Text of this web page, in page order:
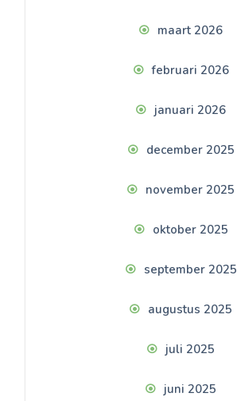
maart 2026
februari 2026
januari 2026
december 2025
november 2025
oktober 2025
september 2025
augustus 2025
juli 2025
juni 2025